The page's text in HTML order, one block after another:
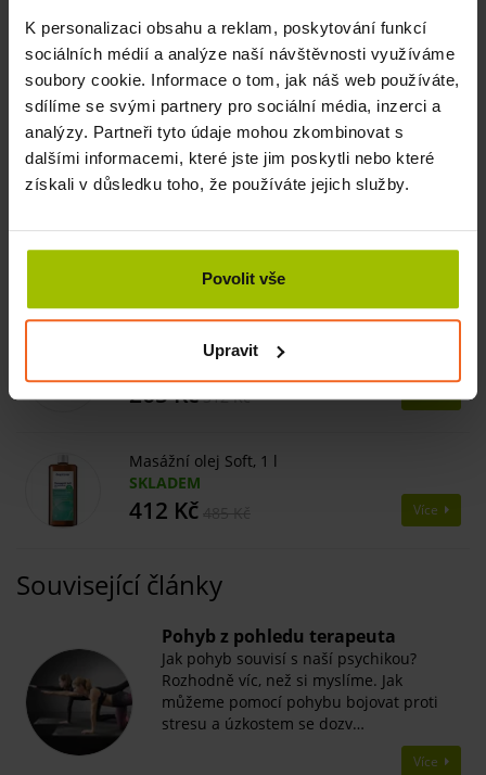
K personalizaci obsahu a reklam, poskytování funkcí
sociálních médií a analýze naší návštěvnosti využíváme
soubory cookie. Informace o tom, jak náš web používáte,
sdílíme se svými partnery pro sociální média, inzerci a
analýzy. Partneři tyto údaje mohou zkombinovat s
dalšími informacemi, které jste jim poskytli nebo které
získali v důsledku toho, že používáte jejich služby.
Povolit vše
Upravit
Při aplikaci se nanese na pokožku takové množství, aby
byla pokožka vlhká, a následně se prostředek vmasíruje do
sucha.
Spitzner sportovní balzám:Tento ošetřující sportovní
balzám se používá před i po sportování. Kromě
uvolňujících účinků na svaly podporuje prokrvení a
Související produkty
REA TAPE Premium, 5 cm x 5 m, šedý
265 Kč 312 Kč
Masážní olej Soft, 1 l
SKLADEM
412 Kč Více
Související články
Pohyb z pohledu terapeuta
Jak pohyb souvisí s naší psychikou?
Rozhodně víc, než si myslíme. Jak
můžeme pomocí pohybu bojovat proti
stresu a úzkostem se dozv…
Více